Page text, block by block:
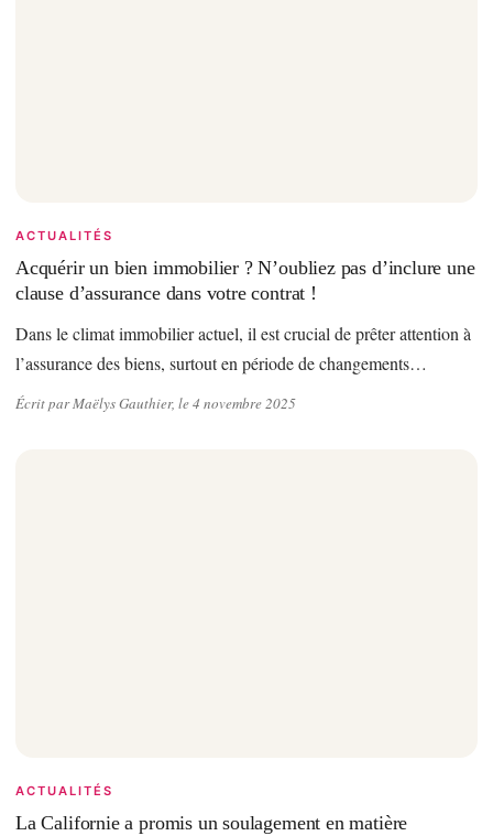
ACTUALITÉS
Acquérir un bien immobilier ? N’oubliez pas d’inclure une
clause d’assurance dans votre contrat !
Dans le climat immobilier actuel, il est crucial de prêter attention à
l’assurance des biens, surtout en période de changements…
Écrit par Maëlys Gauthier, le 4 novembre 2025
ACTUALITÉS
La Californie a promis un soulagement en matière